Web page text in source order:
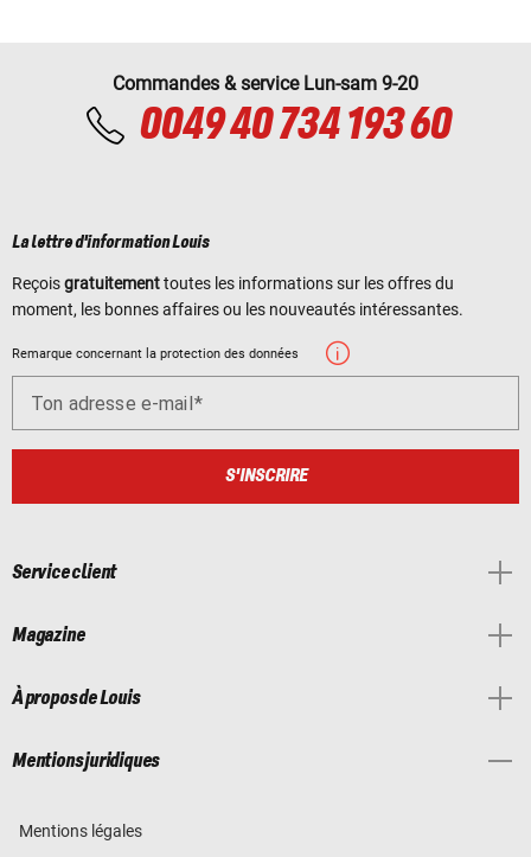
Commandes & service Lun-sam 9-20
0049 40 734 193 60
La lettre d'information Louis
Reçoisgratuitementtoutes les informations sur les offres du
moment, les bonnes affaires ou les nouveautés intéressantes.
Remarque concernant la protection des données
Ton adresse e-mail
S'INSCRIRE
Service client
Magazine
À propos de Louis
Mentions juridiques
Mentions légales